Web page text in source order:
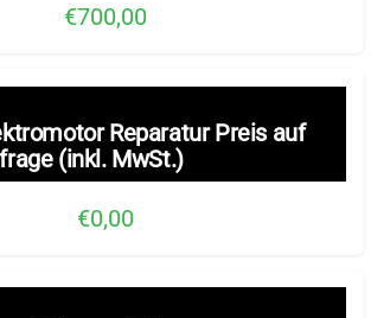
€700,00
Reparatur Preis auf
(inkl. MwSt.)
€0,00